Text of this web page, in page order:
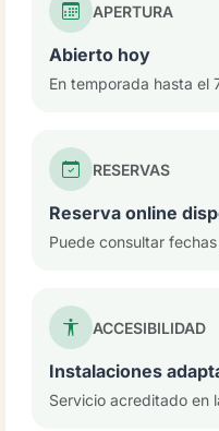
APERTURA
Abierto hoy
En temporada hasta el
RESERVAS
Reserva online
Puede consultar
ACCESIBILIDAD
Instalaciones
Servicio acreditado en